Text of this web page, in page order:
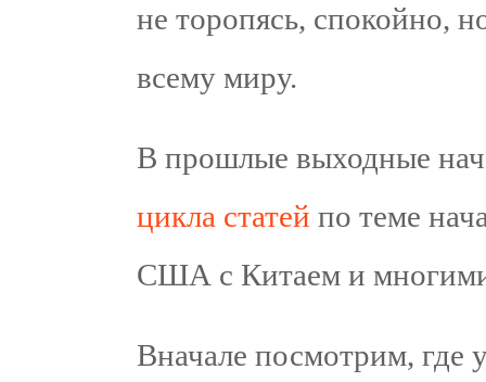
не торопясь, спокойно,
всему миру.
В прошлые выходные
цикла статей по теме
США с Китаем и
Вначале посмотрим, где